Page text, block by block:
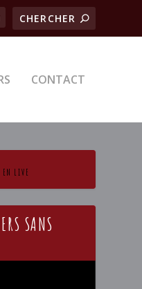
CONTACT
EN LIVE
SANS